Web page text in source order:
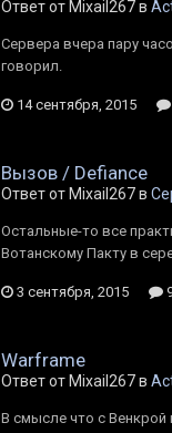
Ответ от Mixail267 в
Сервера вчера пару
говорил.
14 сентября, 2015
Вызов / Defiance
Ответ от Mixail267 в
Остальные-то все
Вотанскому Пакту в
3 сентября, 2015
Warframe
Ответ от Mixail267 в
В смысле что с Венкрой